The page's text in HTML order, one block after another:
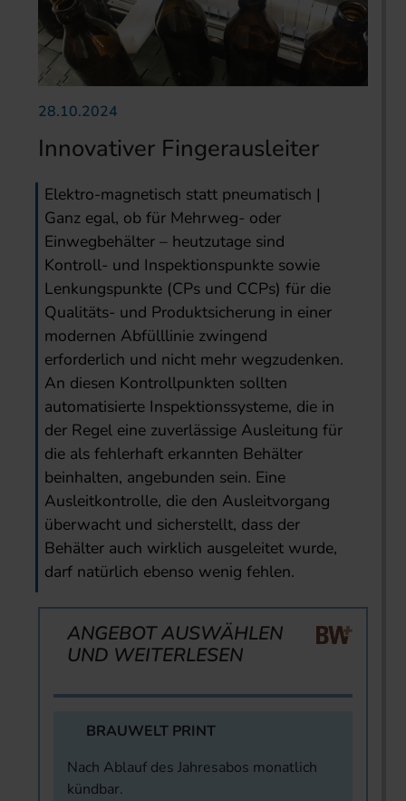
28.10.2024
Innovativer Fingerausleiter
Elektro-magnetisch statt pneumatisch |
Ganz egal, ob für Mehrweg- oder
Einwegbehälter – heutzutage sind
Kontroll- und Inspektionspunkte sowie
Lenkungspunkte (CPs und CCPs) für die
Qualitäts- und Produktsicherung in einer
modernen Abfülllinie zwingend
erforderlich und nicht mehr wegzudenken.
An diesen Kontrollpunkten sollten
automatisierte Inspektionssysteme, die in
der Regel eine zuverlässige Ausleitung für
die als fehlerhaft erkannten Behälter
beinhalten, angebunden sein. Eine
Ausleitkontrolle, die den Ausleitvorgang
überwacht und sicherstellt, dass der
Behälter auch wirklich ausgeleitet wurde,
darf natürlich ebenso wenig fehlen.
ANGEBOT AUSWÄHLEN
UND WEITERLESEN
BRAUWELT PRINT
Nach Ablauf des Jahresabos monatlich
kündbar.